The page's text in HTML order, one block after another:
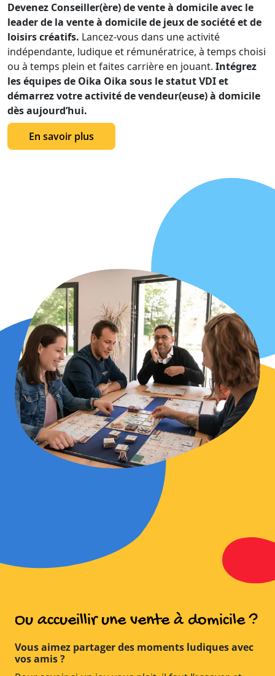
Devenez Conseiller(ère) de vente à domicile avec le
leader de la vente à domicile de jeux de société et de
loisirs créatifs. Lancez-vous dans une activité
indépendante, ludique et rémunératrice, à temps choisi
ou à temps plein et faites carrière en jouant. Intégrez
les équipes de Oika Oika sous le statut VDI et
démarrez votre activité de vendeur(euse) à domicile
dès aujourd’hui.
En savoir plus
Ou accueillir une vente à domicile ?
Vous aimez partager des moments ludiques avec
vos amis ?